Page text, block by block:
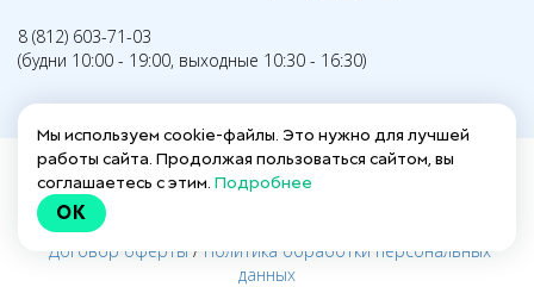
8 (812) 603-71-03
(будни 10:00 - 19:00, выходные 10:30 - 16:30)
Заполнить анкету для действующих гидов →
Договор оферты / Политика обработки персональных
данных
Мы используем cookie-файлы. Это нужно для лучшей
работы сайта. Продолжая пользоваться сайтом, вы
соглашаетесь с этим. Подробнее
OK